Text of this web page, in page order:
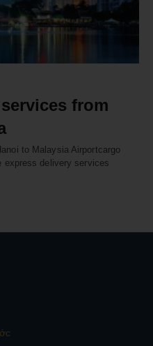
from
to Malaysia Airportcargo
express delivery services